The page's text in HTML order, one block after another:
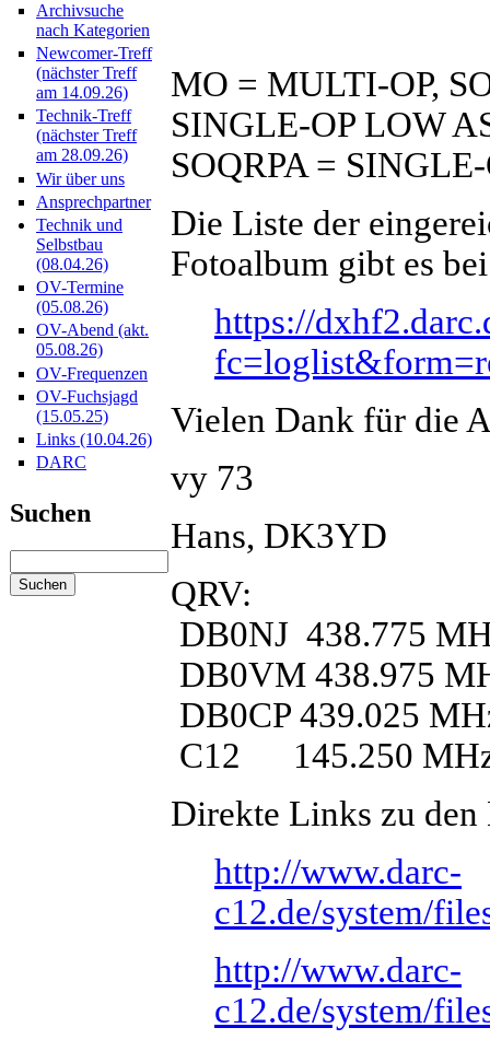
Archivsuche
nach Kategorien
Newcomer-Treff
(nächster Treff
am 14.09.26)
Technik-Treff
(nächster Treff
am 28.09.26)
Wir über uns
Ansprechpartner
Technik und
Selbstbau
(08.04.26)
OV-Termine
(05.08.26)
OV-Abend (akt.
05.08.26)
OV-Frequenzen
OV-Fuchsjagd
(15.05.25)
Links (10.04.26)
DARC
Suchen
MO = MULTI-OP,
SINGLE-OP LOW
SOQRPA =
Die Liste der
Fotoalbum gibt es bei
https://
Vielen Dank für die
vy 73
Hans, DK3YD
QRV:
DB0NJ 438.775
DB0VM 438.975
DB0CP 439.025
C12 145.250
Direkte Links zu
http://www.darc-
c12.de/system/
http://www.darc-
c12.de/system/